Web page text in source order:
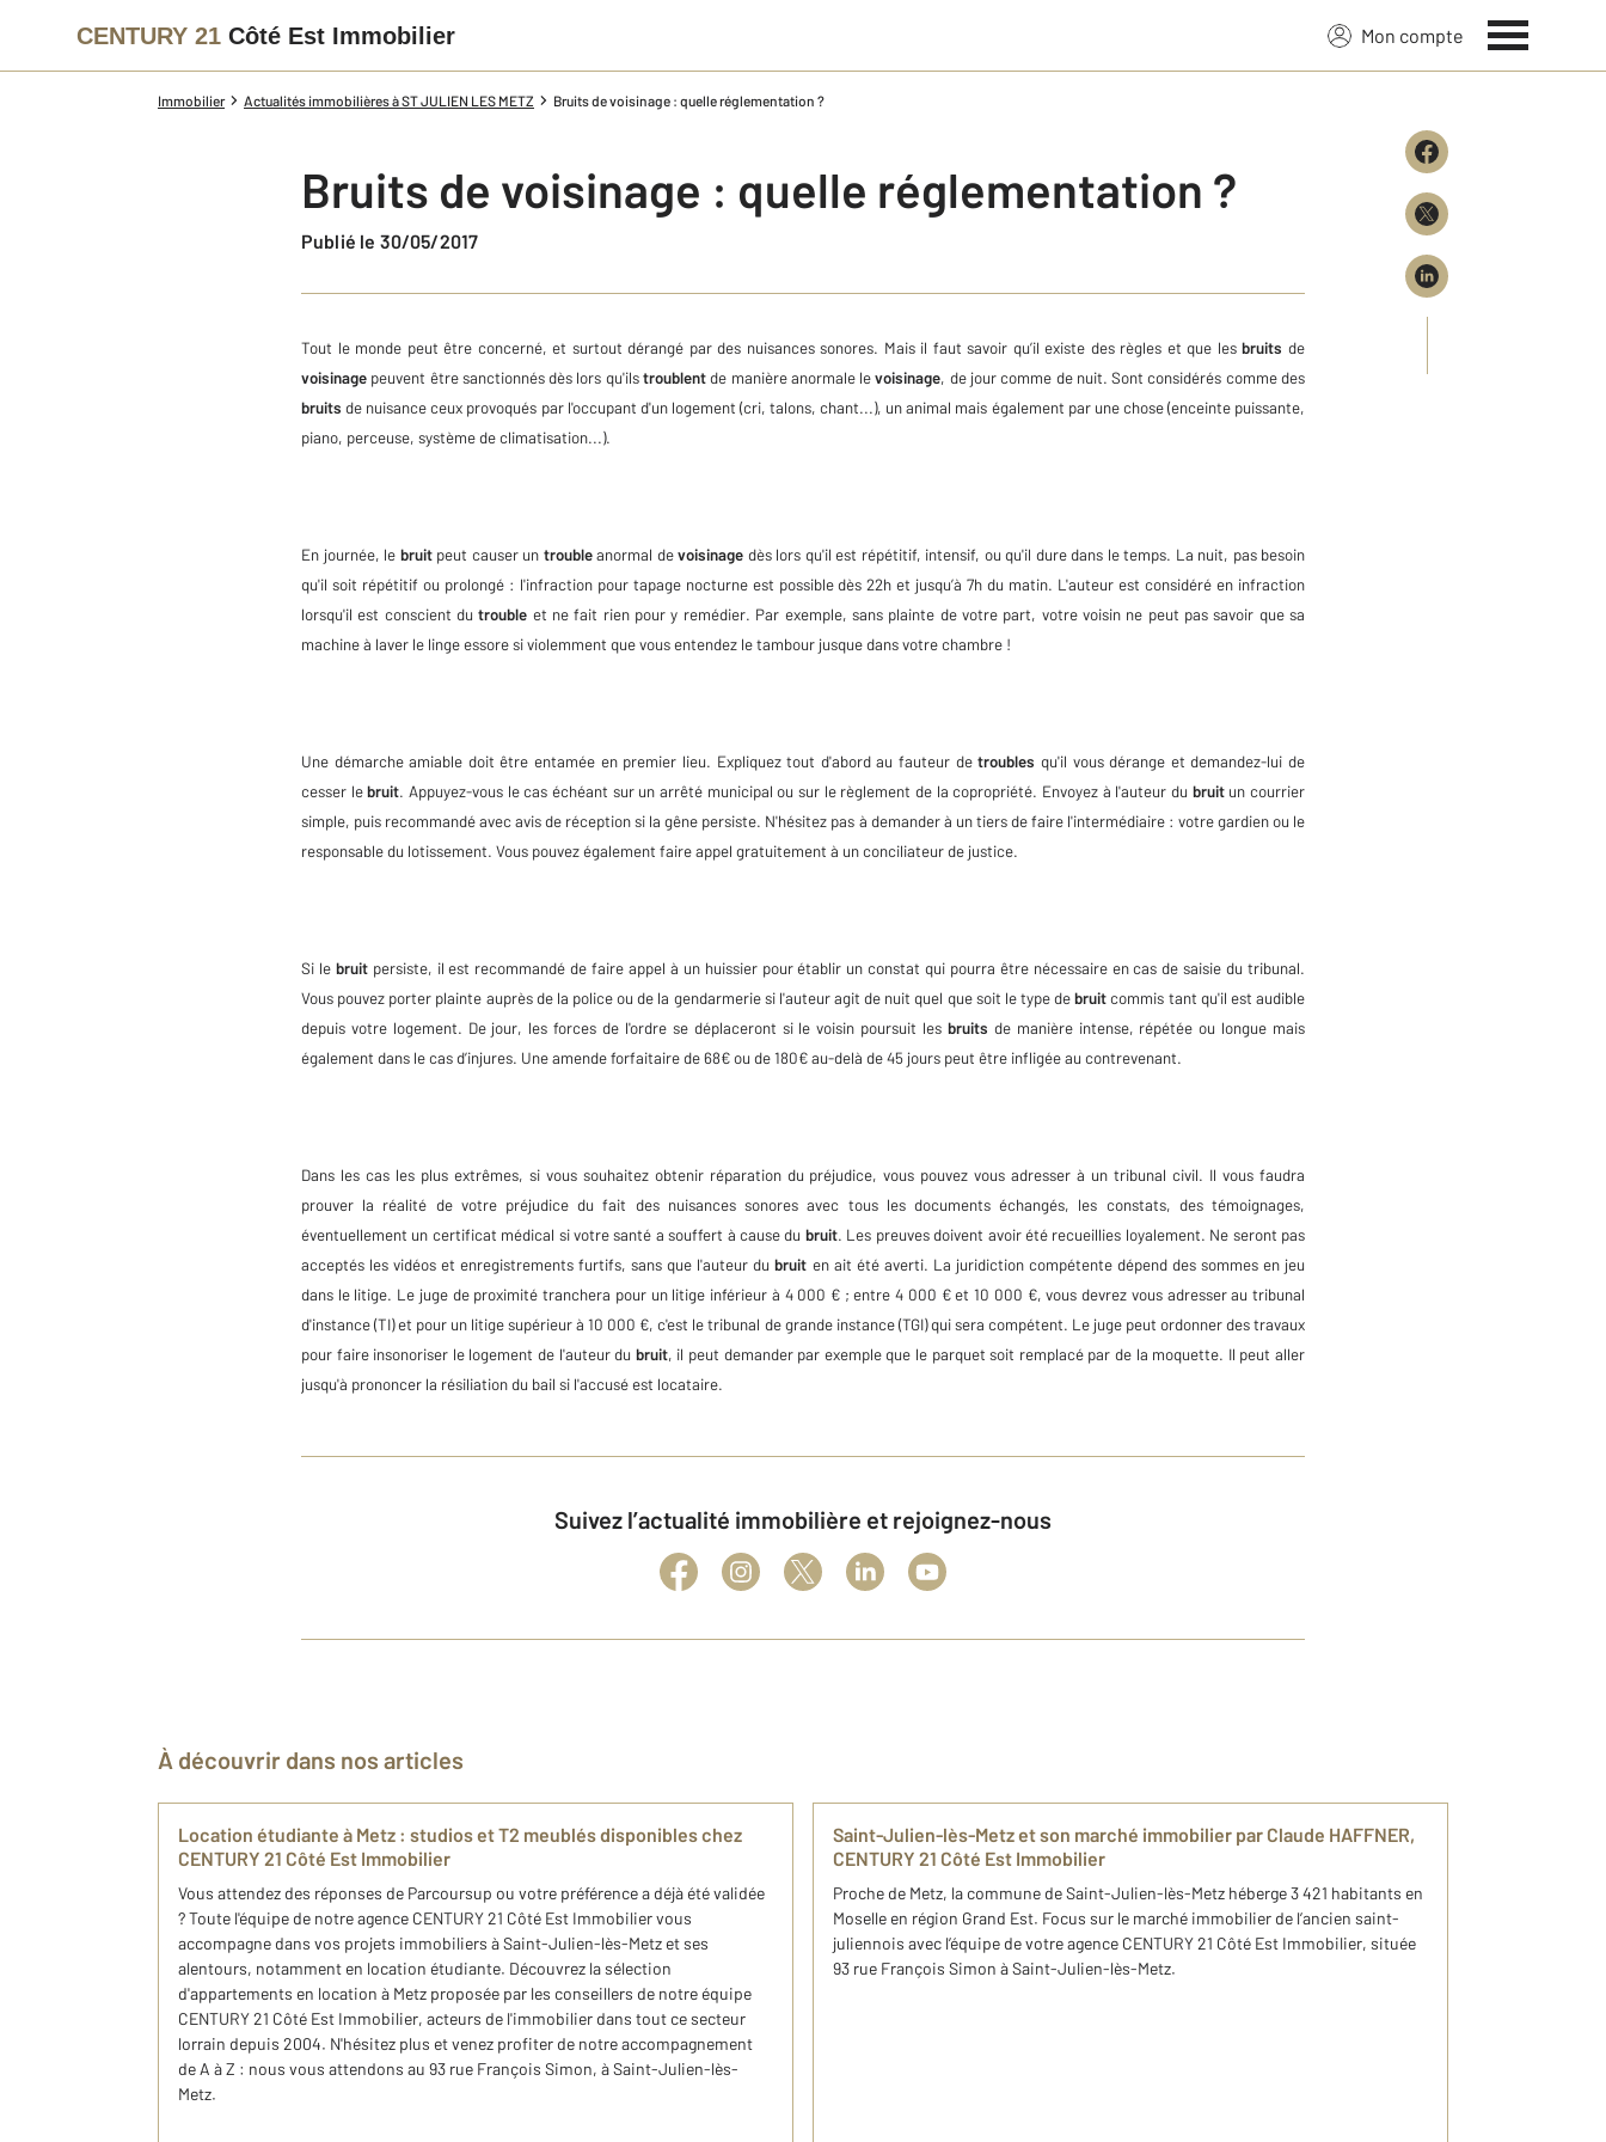
CENTURY 21 Côté Est Immobilier Mon compte
Immobilier Actualités immobilières à ST JULIEN LES METZ Bruits de voisinage : quelle réglementation ?
Bruits de voisinage : quelle réglementation ?
Publié le 30/05/2017
Tout le monde peut être concerné, et surtout dérangé par des nuisances sonores. Mais il faut savoir qu’il existe des règles et que lesbruits de
voisinage peuvent être sanctionnés dès lors qu'ilstroublentde manière anormale levoisinage, de jour comme de nuit. Sont considérés comme des
bruits de nuisance ceux provoqués par l'occupant d'un logement (cri, talons, chant...), un animal mais également par une chose (enceinte puissante,
piano, perceuse, système de climatisation...).
En journée, le bruitpeut causer un troubleanormal devoisinage dès lors qu'il est répétitif, intensif, ou qu'il dure dans le temps. La nuit, pas besoin
qu'il soit répétitif ou prolongé : l'infraction pour tapage nocturne est possible dès 22h et jusqu’à 7h du matin. L'auteur est considéré en infraction
lorsqu'il est conscient dutrouble et ne fait rien pour y remédier. Par exemple, sans plainte de votre part, votre voisin ne peut pas savoir que sa
machine à laver le linge essore si violemment que vous entendez le tambour jusque dans votre chambre !
Une démarche amiable doit être entamée en premier lieu. Expliquez tout d'abord au fauteur detroubles qu'il vous dérange et demandez-lui de
cesser lebruit. Appuyez-vous le cas échéant sur un arrêté municipal ou sur le règlement de la copropriété. Envoyez à l'auteur du bruitun courrier
simple, puis recommandé avec avis de réception si la gêne persiste. N'hésitez pas à demander à un tiers de faire l'intermédiaire : votre gardien ou le
responsable du lotissement. Vous pouvez également faire appel gratuitement à un conciliateur de justice.
Si le bruitpersiste, il est recommandé de faire appel à un huissier pour établir un constat qui pourra être nécessaire en cas de saisie du tribunal.
Vous pouvez porter plainte auprès de la police ou de la gendarmerie si l'auteur agit de nuit quel que soit le type debruitcommis tant qu'il est audible
depuis votre logement. De jour, les forces de l'ordre se déplaceront si le voisin poursuit les bruits de manière intense, répétée ou longue mais
également dans le cas d’injures. Une amende forfaitaire de 68€ ou de 180€ au-delà de 45 jours peut être infligée au contrevenant.
Dans les cas les plus extrêmes, si vous souhaitez obtenir réparation du préjudice, vous pouvez vous adresser à un tribunal civil. Il vous faudra
prouver la réalité de votre préjudice du fait des nuisances sonores avec tous les documents échangés, les constats, des témoignages,
éventuellement un certificat médical si votre santé a souffert à cause du bruit. Les preuves doivent avoir été recueillies loyalement. Ne seront pas
acceptés les vidéos et enregistrements furtifs, sans que l'auteur dubruit en ait été averti. La juridiction compétente dépend des sommes en jeu
dans le litige. Le juge de proximité tranchera pour un litige inférieur à 4 000 € ; entre 4 000 € et 10 000 €, vous devrez vous adresser au tribunal
d'instance (TI) et pour un litige supérieur à 10 000 €, c'est le tribunal de grande instance (TGI) qui sera compétent. Le juge peut ordonner des travaux
pour faire insonoriser le logement de l'auteur du bruit, il peut demander par exemple que le parquet soit remplacé par de la moquette. Il peut aller
jusqu'à prononcer la résiliation du bail si l'accusé est locataire.
Suivez l’actualité immobilière et rejoignez-nous
À découvrir dans nos articles
Location étudiante à Metz : studios et T2 meublés disponibles chez
CENTURY 21 Côté Est Immobilier
Vous attendez des réponses de Parcoursup ou votre préférence a déjà été validée
? Toute l'équipe de notre agence CENTURY 21 Côté Est Immobilier vous
accompagne dans vos projets immobiliers à Saint-Julien-lès-Metz et ses
alentours, notamment en location étudiante. Découvrez la sélection
d'appartements en location à Metz proposée par les conseillers de notre équipe
CENTURY 21 Côté Est Immobilier, acteurs de l'immobilier dans tout ce secteur
lorrain depuis 2004. N'hésitez plus et venez profiter de notre accompagnement
de A à Z : nous vous attendons au 93 rue François Simon, à Saint-Julien-lès-
Metz.
Saint-Julien-lès-Metz et son marché immobilier par Claude HAFFNER,
CENTURY 21 Côté Est Immobilier
Proche de Metz, la commune de Saint-Julien-lès-Metz héberge 3 421 habitants en
Moselle en région Grand Est. Focus sur le marché immobilier de l’ancien saint-
juliennois avec l’équipe de votre agence CENTURY 21 Côté Est Immobilier, située
93 rue François Simon à Saint-Julien-lès-Metz.